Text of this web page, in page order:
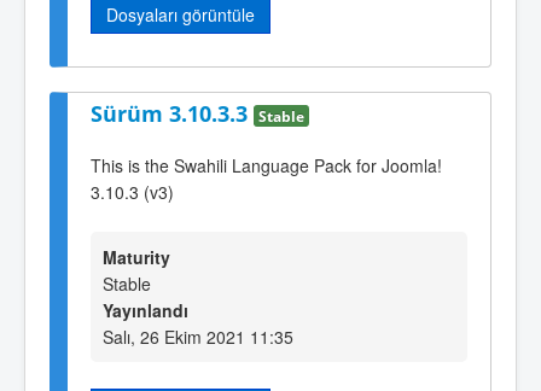
Dosyaları görüntüle
Sürüm 3.10.3.3 Stable
This is the Swahili Language Pack for Joomla!
3.10.3 (v3)
Maturity
Stable
Yayınlandı
Salı, 26 Ekim 2021 11:35